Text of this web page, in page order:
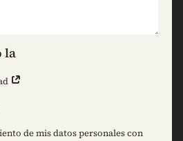
la
de mis datos personales con